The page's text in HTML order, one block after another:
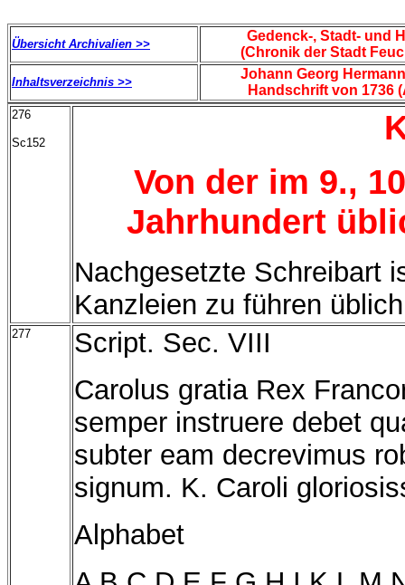
Übersicht Archivalien >>
Gedenck-, Stadt- und
(Chronik der Stadt
Inhaltsverzeichnis >>
Johann Georg
Handschrift von 1736
276
Sc152
Von der im 9.,
Jahrhundert
Nachgesetzte Schreibart
Kanzleien zu führen
277
Script. Sec. VIII
Carolus gratia Rex
semper instruere debet
subter eam decrevimus
signum. K. Caroli
Alphabet